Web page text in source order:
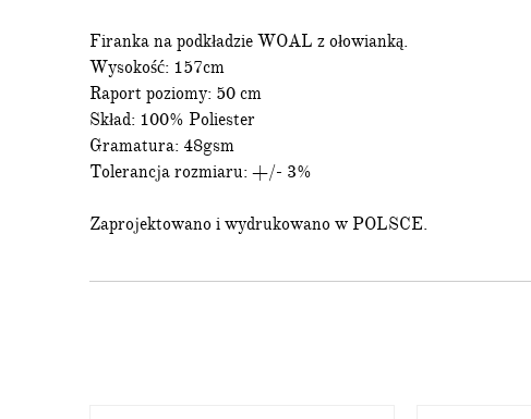
Firanka na podkładzie WOAL z ołowianką.
Wysokość: 157cm
Raport poziomy: 50 cm
Skład: 100% Poliester
Gramatura: 48gsm
Tolerancja rozmiaru: +/- 3%
Zaprojektowano i wydrukowano w POLSCE.
informacje o nowościach
This site is protected by reCAPTCHA and